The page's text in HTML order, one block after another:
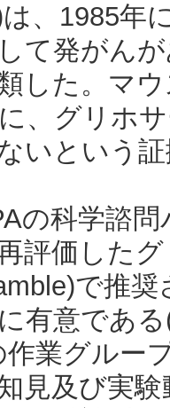
は、1985年
て発がん
した。マ
、グリホ
いという
の科学諮問
評価した
で推
有意であ
作業グルー
見及び実